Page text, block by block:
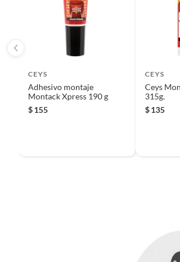
Cuenta con resistencia al agua
Material
Iniciaremos el reembolso de tu
CEYS
Adhesivo montaje
Montack Xpress 190 g
$155
CEYS
Ceys
315g.
$135